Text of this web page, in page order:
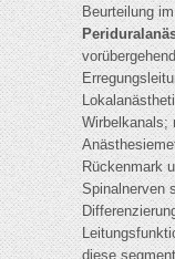
Beurteilung
Wirbelkanals;
Rückenmark
Spinalnerven
diese